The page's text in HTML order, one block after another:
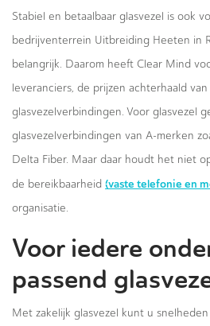
Stabiel en betaalbaar glasvezel is ook
bedrijventerrein Uitbreiding Heeten in
belangrijk. Daarom heeft Clear Mind
leveranciers, de prijzen achterhaald
glasvezelverbindingen. Voor glasvezel
glasvezelverbindingen van A-merken
Delta Fiber. Maar daar houdt het niet
de bereikbaarheid (vaste telefonie en
organisatie.
Voor iedere
passend
Met zakelijk glasvezel kunt u